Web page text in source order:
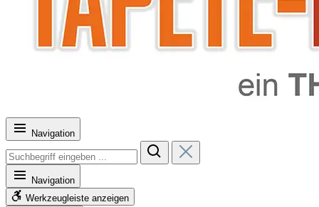
Navigation
Navigation
Werkzeugleiste anzeigen